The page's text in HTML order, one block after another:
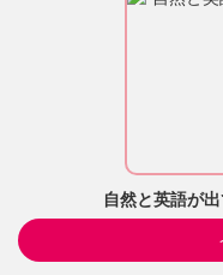
自然と英語が